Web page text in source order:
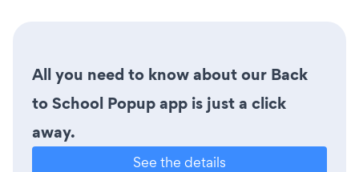
All you need to know about our Back
to School Popup app is just a click
away.
See the details